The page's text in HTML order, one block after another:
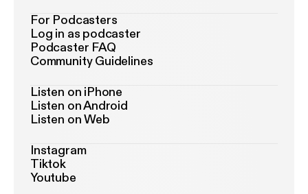
For Podcasters
Log in as podcaster
Podcaster FAQ
Community Guidelines
Listen on iPhone
Listen on Android
Listen on Web
Instagram
Tiktok
Youtube